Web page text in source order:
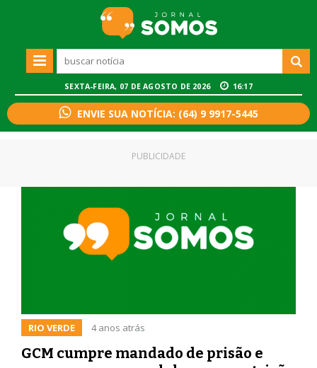
SEXTA-FEIRA, 07 DE AGOSTO DE 2026 16:17
ENVIE SUA NOTÍCIA: (64) 9 9917-5445
RIO VERDE 4 anos atrás
GCM cumpre mandado de prisão e
PUBLICIDADE